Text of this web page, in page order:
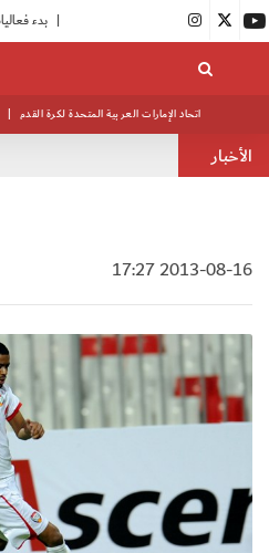
| اتحاد الإمارات العربية المتحدة لكرة القدم
الأخبار
2013-08-16 17:27